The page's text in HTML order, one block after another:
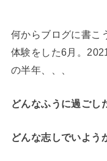
何からブログに書こ
体験をした6月。
の半年、、、
どんなふうに過ごし
どんな志しでいよう